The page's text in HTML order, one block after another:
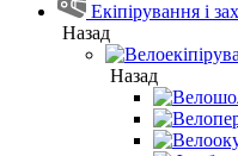
Екіпірування і
Назад
Назад